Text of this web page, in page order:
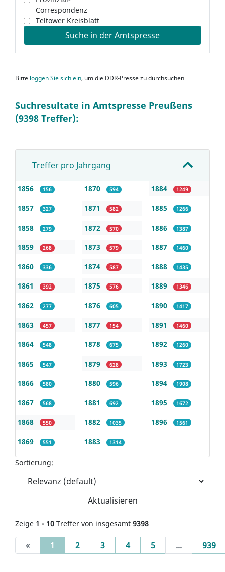
Correspondenz
Teltower Kreisblatt
Suche in der Amtspresse
Bitte loggen Sie sich ein, um die DDR-Presse zu durchsuchen
Suchresultate in Amtspresse Preußens
(9398 Treffer):
Treffer pro Jahrgang
1856 156
1857 327
1858 279
1859 268
1860 336
1861 392
1862 277
1863 457
1864 548
1865 547
1866 580
1867 568
1868 550
1869 551
1870 594
1871 582
1872 570
1873 579
1874 587
1875 576
1876 605
1877 154
1878 675
1879 628
1880 596
1881 692
1882 1035
1883 1314
1884 1249
1885 1266
1886 1387
1887 1460
1888 1435
1889 1346
1890 1417
1891 1460
1892 1260
1893 1723
1894 1908
1895 1672
1896 1561
Sortierung:
Aktualisieren
Zeige 1 - 10 Treffer von insgesamt 9398
« 1 (current)
2 3 4 5 ... 939